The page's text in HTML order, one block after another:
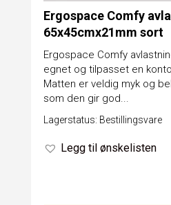
Ergospace Comfy
65x45cmx21mm sort
Ergospace Comfy
egnet og tilpasset en
Matten er veldig myk og
som den gir god...
Lagerstatus: Bestillingsvare
Legg til ønskelisten